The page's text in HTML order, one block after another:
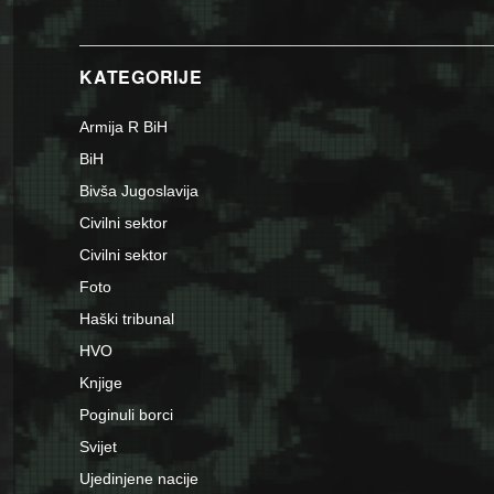
KATEGORIJE
Armija R BiH
BiH
Bivša Jugoslavija
Civilni sektor
Civilni sektor
Foto
Haški tribunal
HVO
Knjige
Poginuli borci
Svijet
Ujedinjene nacije